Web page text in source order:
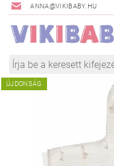
ANNA@VIKIBABY.HU
ÚJDONSÁG